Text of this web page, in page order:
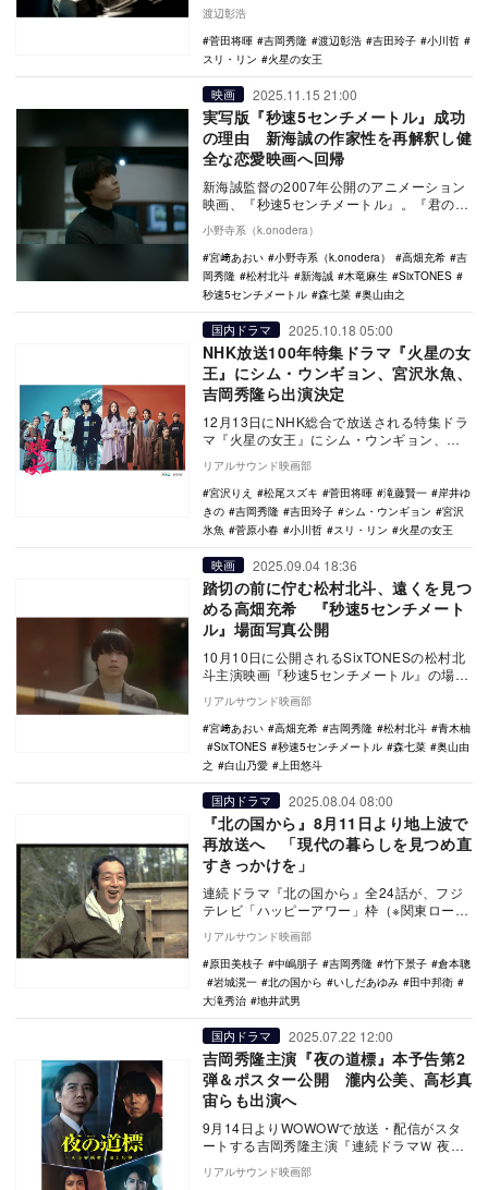
物語の完結回。視覚障害がある火星生まれ
のリリ…
渡辺彰浩
菅田将暉
吉岡秀隆 渡辺彰浩 吉田玲子
小川哲
スリ・リン
火星の女王
映画 2025.11.15 21:00
実写版『秒速5センチメートル』成功
の理由 新海誠の作家性を再解釈し健
全な恋愛映画へ回帰
新海誠監督の2007年公開のアニメーション
映画、『秒速5センチメートル』。『君の名
は。』（2016年）で大ブレイクを果たす前
の小…
小野寺系（k.onodera）
宮﨑あおい
小野寺系（k.onodera） 高畑充希
吉
岡秀隆
松村北斗 新海誠 木竜麻生
SixTONES
秒速5センチメートル
森七菜 奥山由之
国内ドラマ 2025.10.18 05:00
NHK放送100年特集ドラマ『火星の女
王』にシム・ウンギョン、宮沢氷魚、
吉岡秀隆ら出演決定
12月13日にNHK総合で放送される特集ドラ
マ『火星の女王』にシム・ウンギョン、岸
井ゆきの、菅原小春、宮沢氷魚、松尾スズ
キ、滝藤…
リアルサウンド映画部
宮沢りえ
松尾スズキ 菅田将暉 滝藤賢一
岸井ゆ
きの
吉岡秀隆 吉田玲子 シム・ウンギョン
宮沢
氷魚
菅原小春 小川哲 スリ・リン 火星の女王
映画 2025.09.04 18:36
踏切の前に佇む松村北斗、遠くを見つ
める高畑充希 『秒速5センチメート
ル』場面写真公開
10月10日に公開されるSixTONESの松村北
斗主演映画『秒速5センチメートル』の場面
写真が公開された。 『君の名は。』『…
リアルサウンド映画部
宮﨑あおい
高畑充希 吉岡秀隆 松村北斗
青木柚
SixTONES
秒速5センチメートル 森七菜
奥山由
之
白山乃愛 上田悠斗
国内ドラマ 2025.08.04 08:00
『北の国から』8月11日より地上波で
再放送へ 「現代の暮らしを見つめ直
すきっかけを」
連続ドラマ『北の国から』全24話が、フジ
テレビ「ハッピーアワー」枠（※関東ローカ
ル）にて8月11日より再放送されることが決
定した…
リアルサウンド映画部
原田美枝子
中嶋朋子 吉岡秀隆 竹下景子
倉本聰
岩城滉一
北の国から いしだあゆみ
田中邦衛
大滝秀治
地井武男
国内ドラマ 2025.07.22 12:00
吉岡秀隆主演『夜の道標』本予告第2
弾＆ポスター公開 瀧内公美、高杉真
宙らも出演へ
9月14日よりWOWOWで放送・配信がスタ
ートする吉岡秀隆主演『連続ドラマＷ 夜の
道標 -ある容疑者を巡る記録-』に、瀧内公
美、…
リアルサウンド映画部